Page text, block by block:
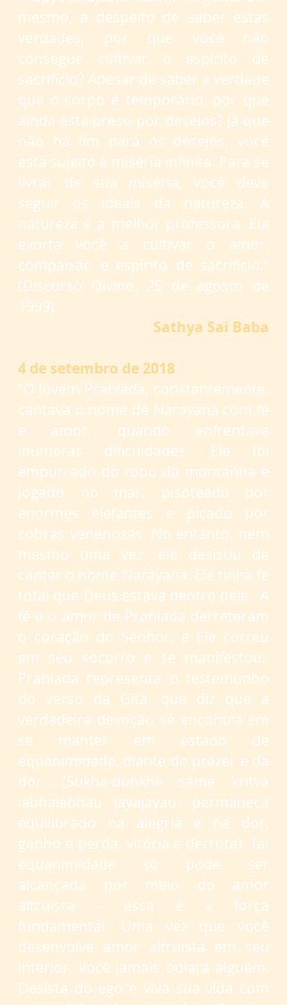
mesmo, a despeito de saber estas
verdades, por que você não
consegue cultivar o espírito de
sacrifício? Apesar de saber a verdade
que o corpo é temporário, por que
ainda está preso por desejos? Já que
não há fim para os desejos, você
está sujeito à miséria infinita. Para se
livrar de sua miséria, você deve
seguir os ideais da natureza. A
natureza é a melhor professora. Ela
exorta você a cultivar o amor,
compaixão e espírito de sacrifício.”
(Discurso Divino, 25 de agosto de
1999)
Sathya Sai Baba
4 de setembro de 2018
“O jovem Prahlada, constantemente,
cantava o nome de Narayana com fé
e amor, quando enfrentava
inúmeras dificuldades. Ele foi
empurrado do topo da montanha e
jogado no mar, pisoteado por
enormes elefantes e picado por
cobras venenosas. No entanto, nem
mesmo uma vez, ele desistiu de
cantar o nome Narayana. Ele tinha fé
total que Deus estava dentro dele. A
fé e o amor de Prahlada derreteram
o coração do Senhor, e Ele correu
em seu socorro e se manifestou.
Prahlada representa o testemunho
do verso da Gita, que diz que a
verdadeira devoção se encontra em
se manter em estado de
equanimidade, diante do prazer e da
dor. (Sukha-duhkhe same kritva
labhalabhau jayajayau: permaneça
equilibrado na alegria e na dor,
ganho e perda, vitória e derrota). Tal
equanimidade só pode ser
alcançada por meio do amor
altruísta – essa é a força
fundamental. Uma vez que você
desenvolve amor altruísta em seu
interior, você jamais odiará alguém.
Desista do ego e viva sua vida com